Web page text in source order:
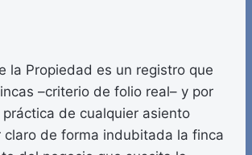
la Propiedad es un registro que
–criterio de folio real– y por
de cualquier asiento
claro de forma indubitada la finca